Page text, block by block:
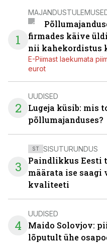
1
firmades käive
nii kahekordistus
E-Piimast laekumata
eurot
2
UUDISED
Lugeja küsib: mis
põllumajanduses?
3
ST SISUTURUNDUS
Paindlikkus Eesti
määrata ise saagi
kvaliteeti
4
UUDISED
Maido Solovjov:
lõputult ühe